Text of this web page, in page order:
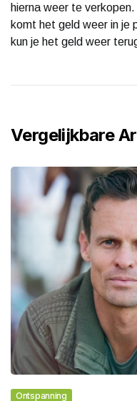
hierna weer te
komt het geld weer in je
kun je het geld weer
Vergelijkbare
Ontspanning